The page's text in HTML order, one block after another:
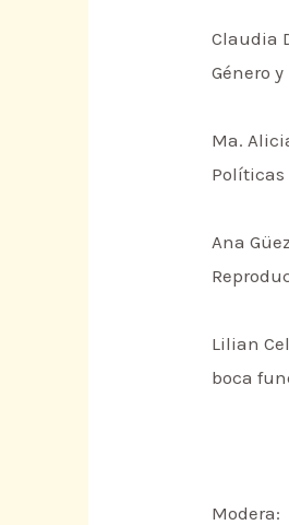
Claudia
Género
Ma.
Políticas
Ana
Lilian
boca
Modera: